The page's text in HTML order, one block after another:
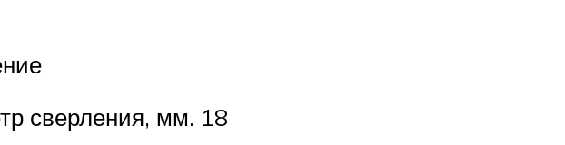
сверления, мм. 18